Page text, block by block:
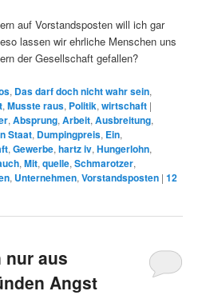
auf Vorstandsposten will ich gar
lassen wir ehrliche Menschen uns
der Gesellschaft gefallen?
, Das darf doch nicht wahr sein,
,Musste raus, Politik,wirtschaft |
,Absprung,Arbeit,Ausbreitung,
Staat, Dumpingpreis, Ein,
,Gewerbe,hartz iv,Hungerlohn,
,Mit,quelle,Schmarotzer,
, Unternehmen,Vorstandsposten |12
nur aus
Angst